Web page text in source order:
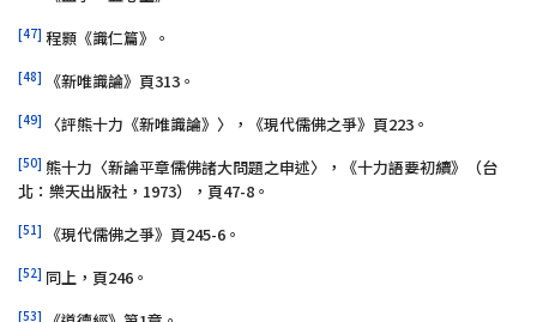
[47] 程顥《識仁篇》。
[48] 《新唯識論》頁313。
[49] 〈評熊十力《新唯識論》〉，《現代儒佛之爭》頁223。
[50] 熊十力〈新論平章儒佛諸大問題之申述〉，《十力語要初續》（台
北：樂天出版社，1973），頁47-8。
[51] 《現代儒佛之爭》頁245-6。
[52] 同上，頁246。
[53]